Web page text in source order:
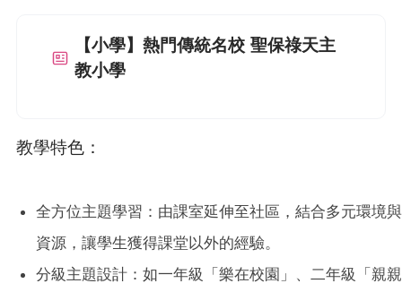
【小學】熱門傳統名校 聖保祿天主
教小學
教學特色：
全方位主題學習：由課室延伸至社區，結合多元環境與
資源，讓學生獲得課堂以外的經驗。
分級主題設計：如一年級「樂在校園」、二年級「親親